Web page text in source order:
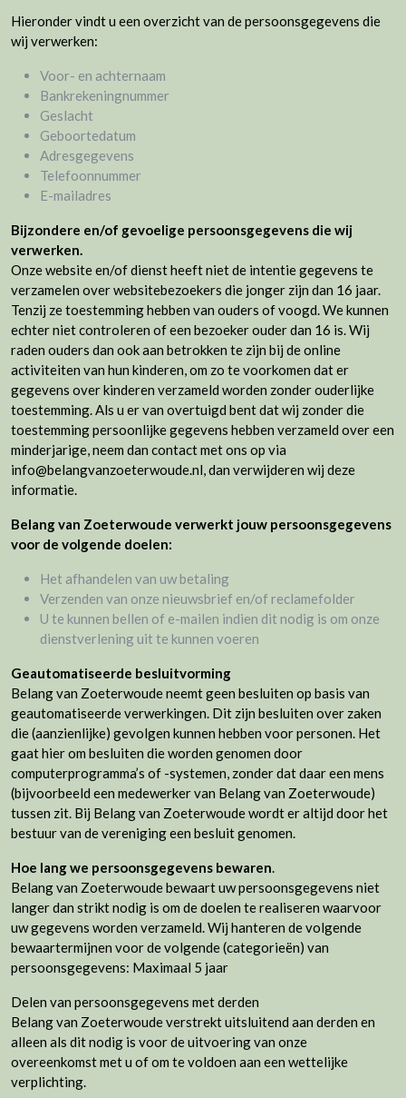
Hieronder vindt u een overzicht van de persoonsgegevens die
wij verwerken:
Voor- en achternaam
Bankrekeningnummer
Geslacht
Geboortedatum
Adresgegevens
Telefoonnummer
E-mailadres
Bijzondere en/of gevoelige persoonsgegevens die wij
verwerken.
Onze website en/of dienst heeft niet de intentie gegevens te
verzamelen over websitebezoekers die jonger zijn dan 16 jaar.
Tenzij ze toestemming hebben van ouders of voogd. We kunnen
echter niet controleren of een bezoeker ouder dan 16 is. Wij
raden ouders dan ook aan betrokken te zijn bij de online
activiteiten van hun kinderen, om zo te voorkomen dat er
gegevens over kinderen verzameld worden zonder ouderlijke
toestemming. Als u er van overtuigd bent dat wij zonder die
toestemming persoonlijke gegevens hebben verzameld over een
minderjarige, neem dan contact met ons op via
info@belangvanzoeterwoude.nl, dan verwijderen wij deze
informatie.
Belang van Zoeterwoude verwerkt jouw persoonsgegevens
voor de volgende doelen:
Het afhandelen van uw betaling
Verzenden van onze nieuwsbrief en/of reclamefolder
U te kunnen bellen of e-mailen indien dit nodig is om onze
dienstverlening uit te kunnen voeren
Geautomatiseerde besluitvorming
Belang van Zoeterwoude neemt geen besluiten op basis van
geautomatiseerde verwerkingen. Dit zijn besluiten over zaken
die (aanzienlijke) gevolgen kunnen hebben voor personen. Het
gaat hier om besluiten die worden genomen door
computerprogramma’s of -systemen, zonder dat daar een mens
(bijvoorbeeld een medewerker van Belang van Zoeterwoude)
tussen zit. Bij Belang van Zoeterwoude wordt er altijd door het
bestuur van de vereniging een besluit genomen.
Hoe lang we persoonsgegevens bewaren.
Belang van Zoeterwoude bewaart uw persoonsgegevens niet
langer dan strikt nodig is om de doelen te realiseren waarvoor
uw gegevens worden verzameld. Wij hanteren de volgende
bewaartermijnen voor de volgende (categorieën) van
persoonsgegevens: Maximaal 5 jaar
Delen van persoonsgegevens met derden
Belang van Zoeterwoude verstrekt uitsluitend aan derden en
alleen als dit nodig is voor de uitvoering van onze
overeenkomst met u of om te voldoen aan een wettelijke
verplichting.